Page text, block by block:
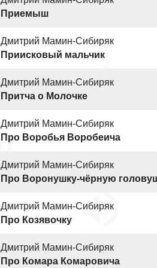
Приемыш
Дмитрий Мамин-Сибиряк
Приисковый мальчик
Дмитрий Мамин-Сибиряк
Притча о Молочке
Дмитрий Мамин-Сибиряк
Про Воробья Воробеича
Дмитрий Мамин-Сибиряк
Про Воронушку-чёрную
Дмитрий Мамин-Сибиряк
Про Козявочку
Дмитрий Мамин-Сибиряк
Про Комара Комаровича